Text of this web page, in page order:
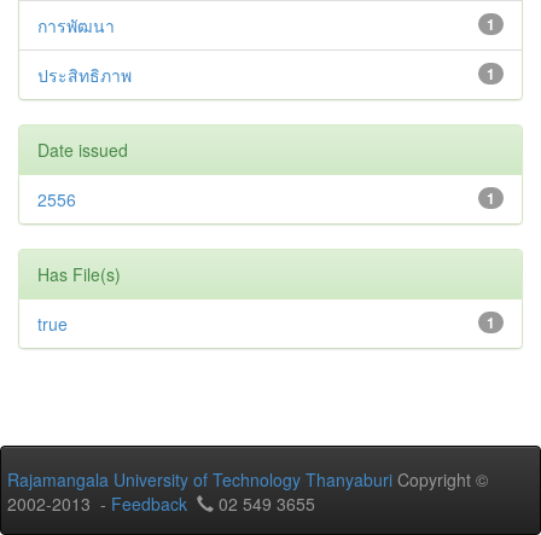
1
การพัฒนา
1
ประสิทธิภาพ
Date issued
1
2556
Has File(s)
1
true
Rajamangala University of Technology Thanyaburi Copyright ©
2002-2013 - Feedback 02 549 3655